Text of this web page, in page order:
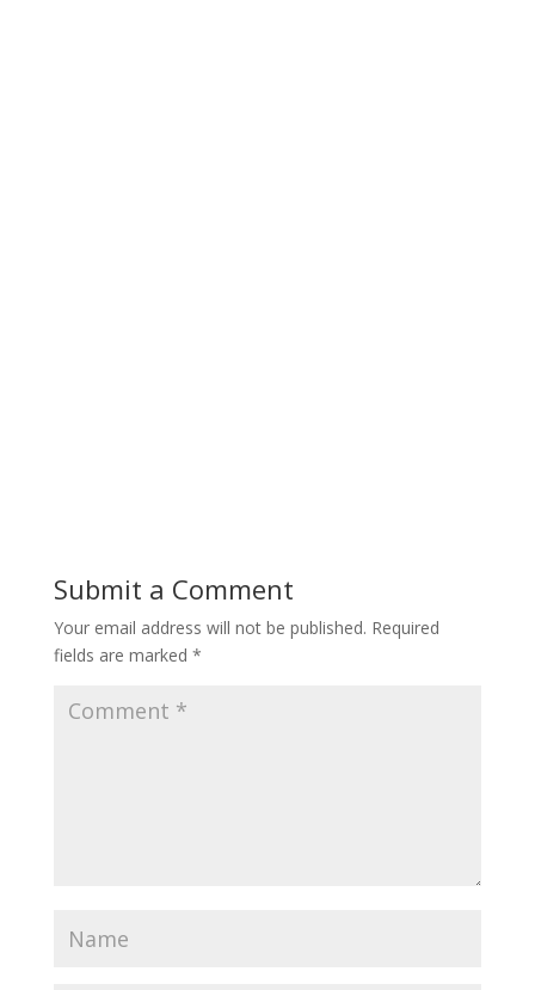
Submit a Comment
Your email address will not be published. Required
fields are marked *